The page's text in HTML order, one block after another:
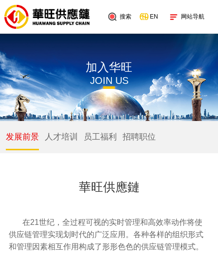
搜索 EN 网站导航
加入华旺
JOIN US
发展前景 人才培训 员工福利 招聘职位
華旺供應鏈
在21世纪，全过程可视的实时管理和高效率动作将使
供应链管理实现划时代的广泛应用。各种各样的组织形式
和管理因素相互作用构成了形形色色的供应链管理模式。